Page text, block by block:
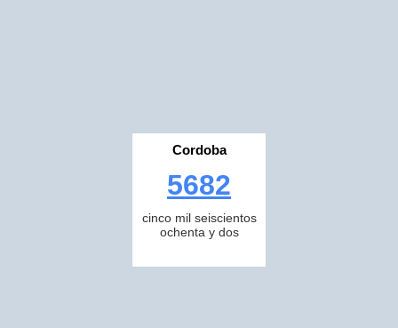
Cordoba
5682
cinco mil seiscientos
ochenta y dos